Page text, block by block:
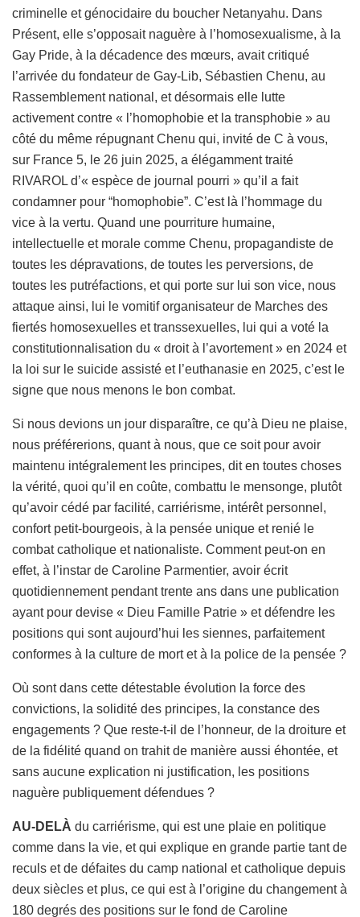
criminelle et génocidaire du boucher Netanyahu. Dans
Présent, elle s’opposait naguère à l’homosexualisme, à la
Gay Pride, à la décadence des mœurs, avait critiqué
l’arrivée du fondateur de Gay-Lib, Sébastien Chenu, au
Rassemblement national, et désormais elle lutte
activement contre « l’homophobie et la transphobie » au
côté du même répugnant Chenu qui, invité de C à vous,
sur France 5, le 26 juin 2025, a élégamment traité
RIVAROL d’« espèce de journal pourri » qu’il a fait
condamner pour “homophobie”. C’est là l’hommage du
vice à la vertu. Quand une pourriture humaine,
intellectuelle et morale comme Chenu, propagandiste de
toutes les dépravations, de toutes les perversions, de
toutes les putréfactions, et qui porte sur lui son vice, nous
attaque ainsi, lui le vomitif organisateur de Marches des
fiertés homosexuelles et transsexuelles, lui qui a voté la
constitutionnalisation du « droit à l’avortement » en 2024 et
la loi sur le suicide assisté et l’euthanasie en 2025, c’est le
signe que nous menons le bon combat.
Si nous devions un jour disparaître, ce qu’à Dieu ne plaise,
nous préférerions, quant à nous, que ce soit pour avoir
maintenu intégralement les principes, dit en toutes choses
la vérité, quoi qu’il en coûte, combattu le mensonge, plutôt
qu’avoir cédé par facilité, carriérisme, intérêt personnel,
confort petit-bourgeois, à la pensée unique et renié le
combat catholique et nationaliste. Comment peut-on en
effet, à l’instar de Caroline Parmentier, avoir écrit
quotidiennement pendant trente ans dans une publication
ayant pour devise « Dieu Famille Patrie » et défendre les
positions qui sont aujourd’hui les siennes, parfaitement
conformes à la culture de mort et à la police de la pensée ?
Où sont dans cette détestable évolution la force des
convictions, la solidité des principes, la constance des
engagements ? Que reste-t-il de l’honneur, de la droiture et
de la fidélité quand on trahit de manière aussi éhontée, et
sans aucune explication ni justification, les positions
naguère publiquement défendues ?
AU-DELÀ du carriérisme, qui est une plaie en politique
comme dans la vie, et qui explique en grande partie tant de
reculs et de défaites du camp national et catholique depuis
deux siècles et plus, ce qui est à l’origine du changement à
180 degrés des positions sur le fond de Caroline